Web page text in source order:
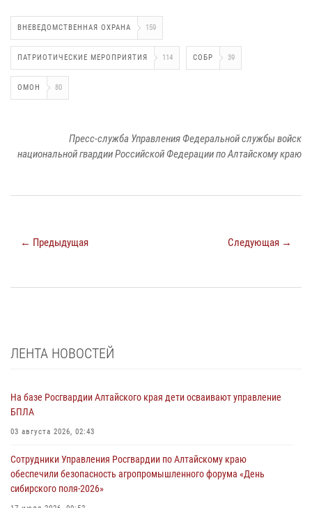
ВНЕВЕДОМСТВЕННАЯ ОХРАНА 159
ПАТРИОТИЧЕСКИЕ МЕРОПРИЯТИЯ 114 СОБР 39
ОМОН 80
Пресс-служба Управления Федеральной службы войск
национальной гвардии Российской Федерации по Алтайскому краю
← Предыдущая Следующая →
ЛЕНТА НОВОСТЕЙ
На базе Росгвардии Алтайского края дети осваивают управление
БПЛА
03 августа 2026, 02:43
Сотрудники Управления Росгвардии по Алтайскому краю
обеспечили безопасность агропромышленного форума «День
сибирского поля-2026»